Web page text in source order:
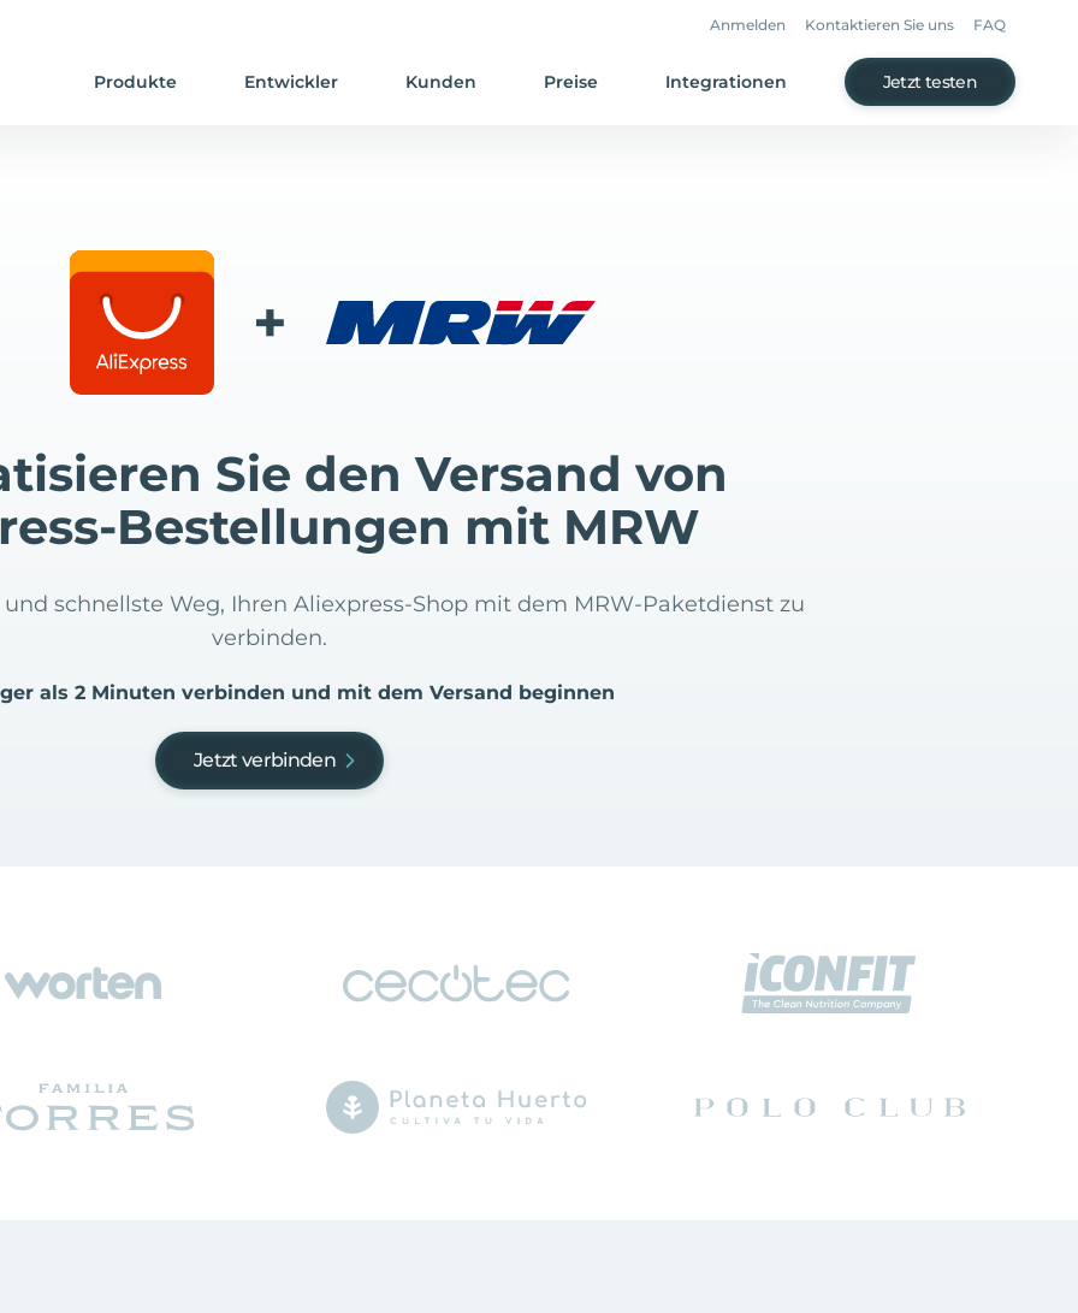
Anmelden Kontaktieren Sie uns FAQ
Produkte Entwickler Kunden Preise Integrationen Jetzt testen
+
Sie den Versand von
Bestellungen mit MRW
schnellste Weg, Ihren Aliexpress-Shop mit dem MRW-Paketdienst zu
verbinden.
als 2 Minuten verbinden und mit dem Versand beginnen
Jetzt verbinden